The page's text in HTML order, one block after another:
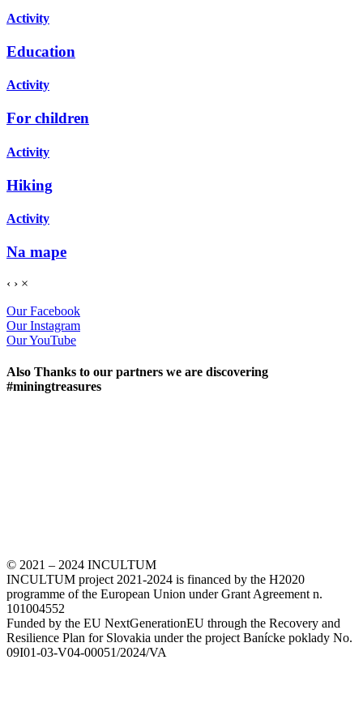
Activity
Education
Activity
For children
Activity
Hiking
Activity
Na mape
‹ › ×
Our Facebook
Our Instagram
Our YouTube
Also Thanks to our partners we are discovering
#miningtreasures
© 2021 – 2024 INCULTUM
INCULTUM project 2021-2024 is financed by the H2020
programme of the European Union under Grant Agreement n.
101004552
Funded by the EU NextGenerationEU through the Recovery and
Resilience Plan for Slovakia under the project Banícke poklady No.
09I01-03-V04-00051/2024/VA